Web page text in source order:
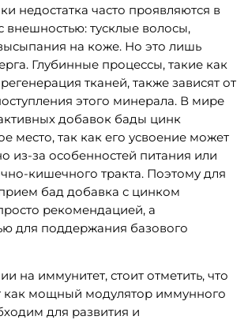
недостатка часто проявляются в
внешностью: тусклые волосы,
на коже. Но это лишь
Глубинные процессы, такие как
тканей, также зависят от
этого минерала. В мире
добавок бады цинк
место, так как его усвоение может
из-за особенностей питания или
кишечного тракта. Поэтому для
бад добавка с цинком
рекомендацией, а
для поддержания базового
на иммунитет, стоит отметить, что
как мощный модулятор иммунного
для развития и